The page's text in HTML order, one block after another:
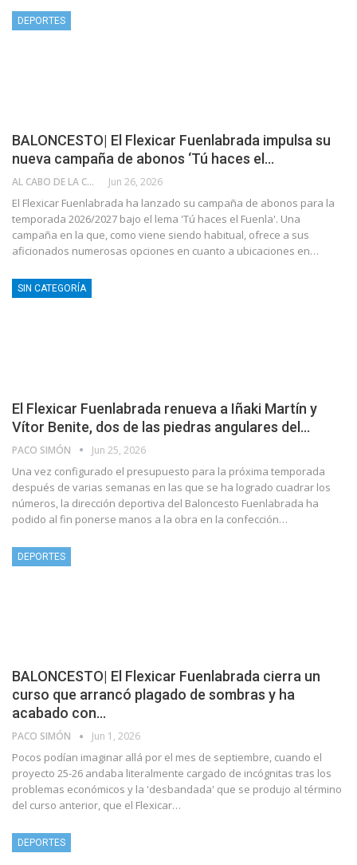
DEPORTES
BALONCESTO| El Flexicar Fuenlabrada impulsa su
nueva campaña de abonos ‘Tú haces el…
AL CABO DE LA CALLE Jun 26, 2026
El Flexicar Fuenlabrada ha lanzado su campaña de abonos para la
temporada 2026/2027 bajo el lema 'Tú haces el Fuenla'. Una
campaña en la que, como viene siendo habitual, ofrece a sus
aficionados numerosas opciones en cuanto a ubicaciones en…
SIN CATEGORÍA
El Flexicar Fuenlabrada renueva a Iñaki Martín y
Vítor Benite, dos de las piedras angulares del…
PACO SIMÓN Jun 25, 2026
Una vez configurado el presupuesto para la próxima temporada
después de varias semanas en las que se ha logrado cuadrar los
números, la dirección deportiva del Baloncesto Fuenlabrada ha
podido al fin ponerse manos a la obra en la confección…
DEPORTES
BALONCESTO| El Flexicar Fuenlabrada cierra un
curso que arrancó plagado de sombras y ha
acabado con…
PACO SIMÓN Jun 1, 2026
Pocos podían imaginar allá por el mes de septiembre, cuando el
proyecto 25-26 andaba literalmente cargado de incógnitas tras los
problemas económicos y la 'desbandada' que se produjo al término
del curso anterior, que el Flexicar…
DEPORTES